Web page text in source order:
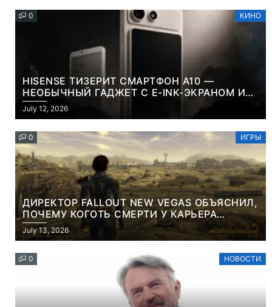
0 КИНО
HISENSE ТИЗЕРИТ СМАРТФОН A10 —
НЕОБЫЧНЫЙ ГАДЖЕТ С E-INK-ЭКРАНОМ И
СЪЕМНОЙ LCD-ПАНЕЛЬЮ ДЛЯ ЦВЕТНОГО
КОНТЕНТА И СОЦСЕТЕЙ
July 12, 2026
0 ИГРЫ
ДИРЕКТОР FALLOUT NEW VEGAS ОБЪЯСНИЛ,
ПОЧЕМУ КОГОТЬ СМЕРТИ У КАРЬЕРА
НАМЕРЕННО СНОСИТ ВАМ ГОЛОВУ
July 13, 2026
0 НОВОСТИ